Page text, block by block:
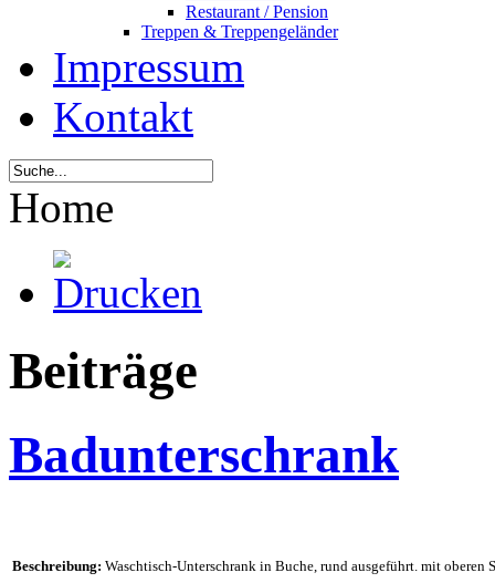
Restaurant / Pension
Treppen & Treppengeländer
Impressum
Kontakt
Home
Beiträge
Badunterschrank
Beschreibung: Waschtisch-Unterschrank in Buche, rund ausgeführt. mit oberen